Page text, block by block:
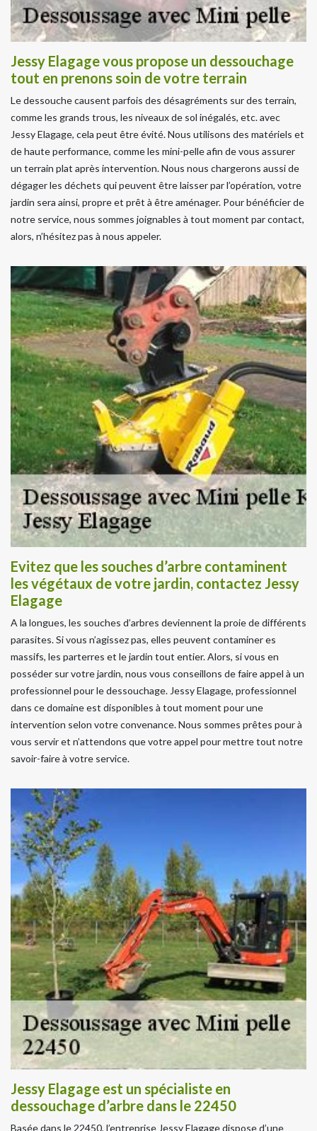
Jessy Elagage vous propose un dessouchage
tout en prenons soin de votre terrain
Le dessouche causent parfois des désagréments sur des terrain,
comme les grands trous, les niveaux de sol inégalés, etc. avec
Jessy Elagage, cela peut être évité. Nous utilisons des matériels et
de haute performance, comme les mini-pelle afin de vous assurer
un terrain plat après intervention. Nous nous chargerons aussi de
dégager les déchets qui peuvent être laisser par l’opération, votre
jardin sera ainsi, propre et prêt à être aménager. Pour bénéficier de
notre service, nous sommes joignables à tout moment par contact,
alors, n’hésitez pas à nous appeler.
Evitez que les souches d’arbre contaminent
les végétaux de votre jardin, contactez Jessy
Elagage
A la longues, les souches d’arbres deviennent la proie de différents
parasites. Si vous n’agissez pas, elles peuvent contaminer es
massifs, les parterres et le jardin tout entier. Alors, si vous en
posséder sur votre jardin, nous vous conseillons de faire appel à un
professionnel pour le dessouchage. Jessy Elagage, professionnel
dans ce domaine est disponibles à tout moment pour une
intervention selon votre convenance. Nous sommes prêtes pour à
vous servir et n’attendons que votre appel pour mettre tout notre
savoir-faire à votre service.
Jessy Elagage est un spécialiste en
dessouchage d’arbre dans le 22450
Basée dans le 22450, l’entreprise Jessy Elagage dispose d’une